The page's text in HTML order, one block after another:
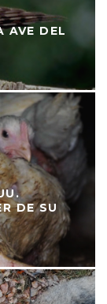
AVE DEL
DE SU